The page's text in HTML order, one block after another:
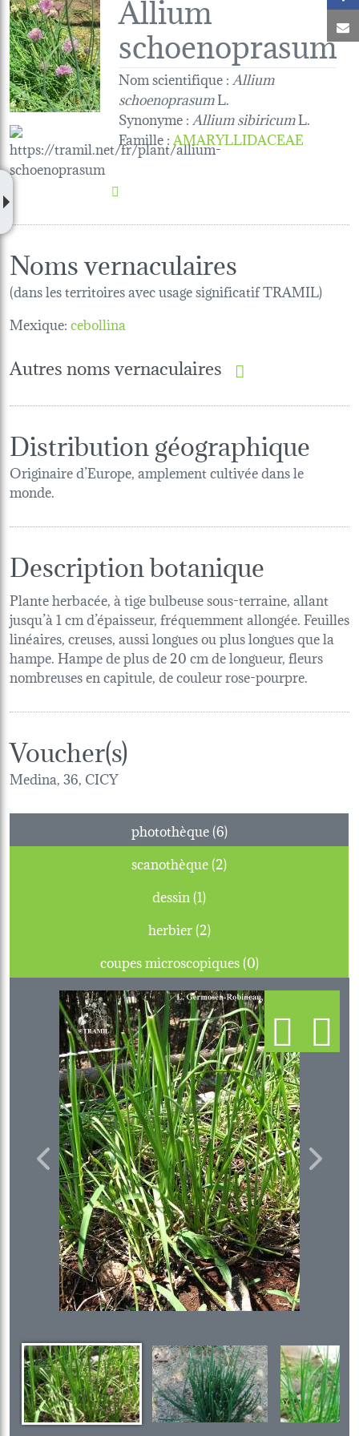
schoenoprasum
Nom scientifique : Allium
schoenoprasumL.
Synonyme : Allium sibiricumL.
Famille:AMARYLLIDACEAE
Noms vernaculaires
(dans les territoires avec usage significatif TRAMIL)
Mexique:cebollina
Autres noms vernaculaires
Distribution géographique
Originaire d’Europe, amplement cultivée dans le
monde.
Description botanique
Plante herbacée, à tige bulbeuse sous-terraine, allant
jusqu’à 1 cm d’épaisseur, fréquemment allongée. Feuilles
linéaires, creuses, aussi longues ou plus longues que la
hampe. Hampe de plus de 20 cm de longueur, fleurs
nombreuses en capitule, de couleur rose-pourpre.
Voucher(s)
Medina, 36, CICY
photothèque (6)
scanothèque (2)
dessin (1)
herbier (2)
coupes microscopiques (0)
Previous Next